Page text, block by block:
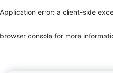
Application error: a client-side
browser console for more